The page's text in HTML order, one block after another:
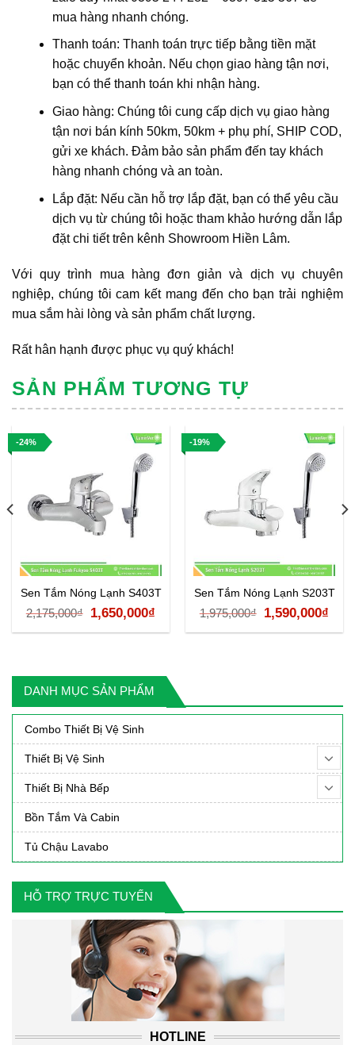
DANH MỤC SẢN PHẨM
Combo Thiết Bị Vệ Sinh
Thiết Bị Vệ Sinh
Thiết Bị Nhà Bếp
Bồn Tắm Và Cabin
Tủ Chậu Lavabo
HỖ TRỢ TRỰC TUYẾN
HOTLINE
mua hàng nhanh chóng.
Thanh toán: Thanh toán trực tiếp bằng tiền mặt
hoặc chuyển khoản. Nếu chọn giao hàng tận nơi,
bạn có thể thanh toán khi nhận hàng.
Giao hàng: Chúng tôi cung cấp dịch vụ giao hàng
tận nơi bán kính 50km, 50km + phụ phí, SHIP COD,
gửi xe khách. Đảm bảo sản phẩm đến tay khách
hàng nhanh chóng và an toàn.
Lắp đặt: Nếu cần hỗ trợ lắp đặt, bạn có thể yêu cầu
dịch vụ từ chúng tôi hoặc tham khảo hướng dẫn lắp
đặt chi tiết trên kênh Showroom Hiền Lâm.
Với quy trình mua hàng đơn giản và dịch vụ chuyên
nghiệp, chúng tôi cam kết mang đến cho bạn trải nghiệm
mua sắm hài lòng và sản phẩm chất lượng.
Rất hân hạnh được phục vụ quý khách!
SẢN PHẨM TƯƠNG TỰ
-24%
Sen Tắm Nóng Lạnh S403T
2,175,000₫
Giá
gốc
2,175,000₫.
1,650,000₫
hiện
là:
1,650,000₫.
-19%
Sen Tắm Nóng Lạnh S203T
1,975,000₫
Giá
gốc
1,590,000₫
hiện